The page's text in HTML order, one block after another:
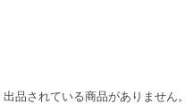
出品されている商品がありません。